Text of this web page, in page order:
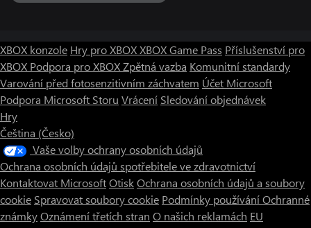
XBOX konzole Hry pro XBOXXBOX Game Pass Příslušenství pro
XBOX Podpora pro XBOXZpětná vazba Komunitní standardy
Varování před fotosenzitivním záchvatem Účet Microsoft
Podpora Microsoft Storu Vrácení Sledování objednávek
Hry
Čeština (Česko)
Vaše volby ochrany osobních údajů
Ochrana osobních údajů spotřebitele ve zdravotnictví
Kontaktovat MicrosoftOtiskOchrana osobních údajů a soubory
cookie Spravovat soubory cookie Podmínky používáníOchranné
známkyOznámení třetích stran O našich reklamách EU